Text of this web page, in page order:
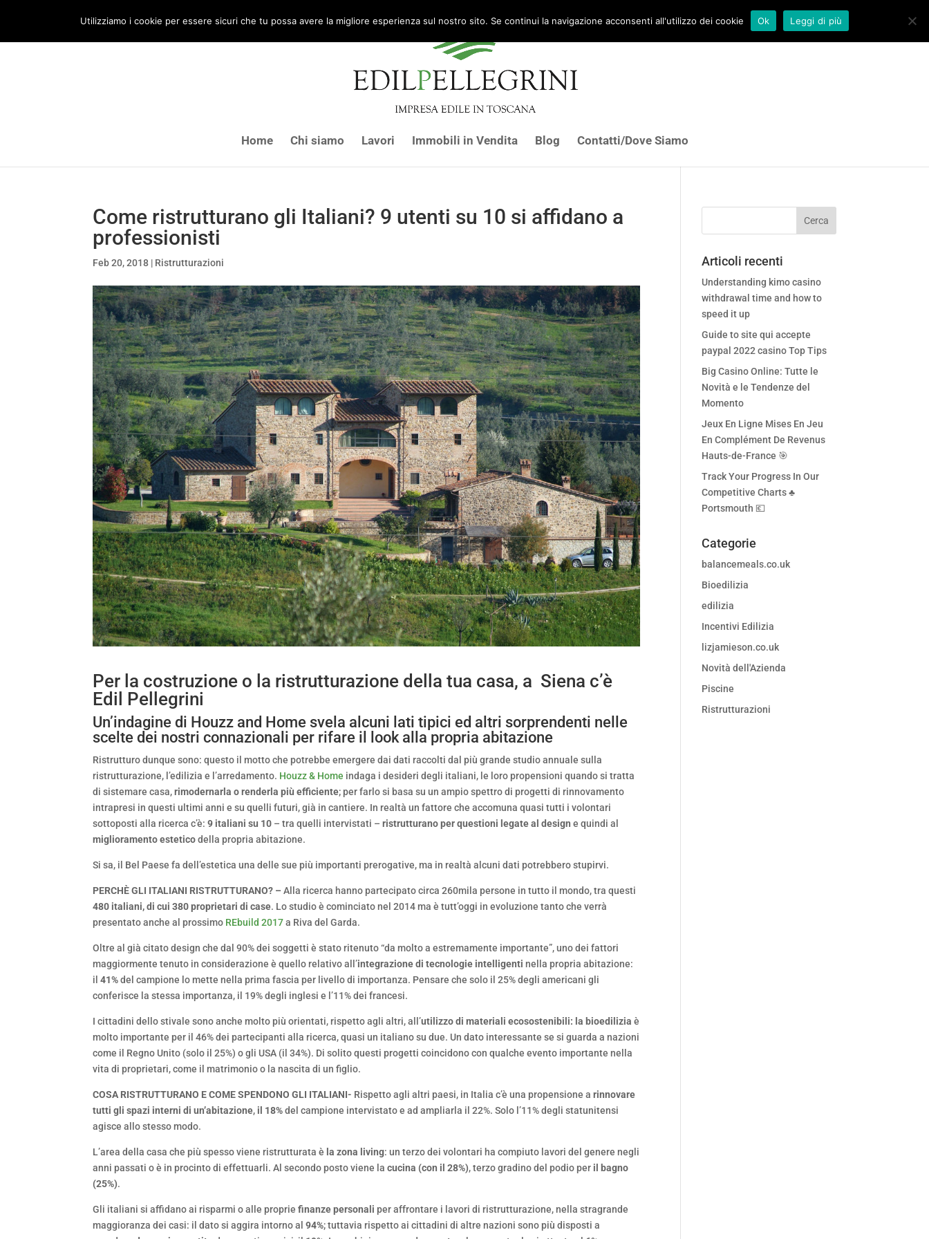
Home Chi siamo Lavori Immobili in Vendita Blog Contatti/Dove Siamo
Come ristrutturano gli Italiani? 9 utenti su 10 si affidano a
professionisti
Feb 20, 2018 | Ristrutturazioni
Per la costruzione o la ristrutturazione della tua casa, a Siena c’è
Edil Pellegrini
Un’indagine di Houzz and Home svela alcuni lati tipici ed altri sorprendenti nelle
scelte dei nostri connazionali per rifare il look alla propria abitazione
Ristrutturo dunque sono: questo il motto che potrebbe emergere dai dati raccolti dal più grande studio annuale sulla
ristrutturazione, l’edilizia e l’arredamento. Houzz & Home indaga i desideri degli italiani, le loro propensioni quando si tratta
di sistemare casa,rimodernarla o renderla più efficiente; per farlo si basa su un ampio spettro di progetti di rinnovamento
intrapresi in questi ultimi anni e su quelli futuri, già in cantiere. In realtà un fattore che accomuna quasi tutti i volontari
sottoposti alla ricerca c’è:9 italiani su 10 – tra quelli intervistati –ristrutturano per questioni legate al design e quindi al
miglioramento esteticodella propria abitazione.
Si sa, il Bel Paese fa dell’estetica una delle sue più importanti prerogative, ma in realtà alcuni dati potrebbero stupirvi.
PERCHÈ GLI ITALIANI RISTRUTTURANO? – Alla ricerca hanno partecipato circa 260mila persone in tutto il mondo, tra questi
480 italiani, di cui 380 proprietari di case. Lo studio è cominciato nel 2014 ma è tutt’oggi in evoluzione tanto che verrà
presentato anche al prossimo REbuild 2017a Riva del Garda.
Oltre al già citato design che dal 90% dei soggetti è stato ritenuto “da molto a estremamente importante”, uno dei fattori
maggiormente tenuto in considerazione è quello relativo all’integrazione di tecnologie intelligenti nella propria abitazione:
il41%del campione lo mette nella prima fascia per livello di importanza. Pensare che solo il 25% degli americani gli
conferisce la stessa importanza, il 19% degli inglesi e l’11% dei francesi.
I cittadini dello stivale sono anche molto più orientati, rispetto agli altri, all’utilizzo di materiali ecosostenibili: la bioedilizia è
molto importante per il 46% dei partecipanti alla ricerca, quasi un italiano su due. Un dato interessante se si guarda a nazioni
come il Regno Unito (solo il 25%) o gli USA (il 34%). Di solito questi progetti coincidono con qualche evento importante nella
vita di proprietari, come il matrimonio o la nascita di un figlio.
COSA RISTRUTTURANO E COME SPENDONO GLI ITALIANI- Rispetto agli altri paesi, in Italia c’è una propensione arinnovare
tutti gli spazi interni di un’abitazione, il 18%del campione intervistato e ad ampliarla il 22%. Solo l’11% degli statunitensi
agisce allo stesso modo.
L’area della casa che più spesso viene ristrutturata è la zona living: un terzo dei volontari ha compiuto lavori del genere negli
anni passati o è in procinto di effettuarli. Al secondo posto viene lacucina (con il 28%), terzo gradino del podio per il bagno
(25%).
Gli italiani si affidano ai risparmi o alle propriefinanze personali per affrontare i lavori di ristrutturazione, nella stragrande
maggioranza dei casi: il dato si aggira intorno al94%; tuttavia rispetto ai cittadini di altre nazioni sono più disposti a
Articoli recenti
Understanding kimo casino
withdrawal time and how to
speed it up
Guide to site qui accepte
paypal 2022 casino Top Tips
Big Casino Online: Tutte le
Novità e le Tendenze del
Momento
Jeux En Ligne Mises En Jeu
En Complément De Revenus
Hauts-de-France 🎯
Track Your Progress In Our
Competitive Charts ♣️
Portsmouth 💶
Categorie
balancemeals.co.uk
Bioedilizia
edilizia
Incentivi Edilizia
lizjamieson.co.uk
Novità dell'Azienda
Piscine
Ristrutturazioni
Utilizziamo i cookie per essere sicuri che tu possa avere la migliore esperienza sul nostro sito. Se continui la navigazione acconsenti all'utilizzo dei cookie Ok Leggi di più